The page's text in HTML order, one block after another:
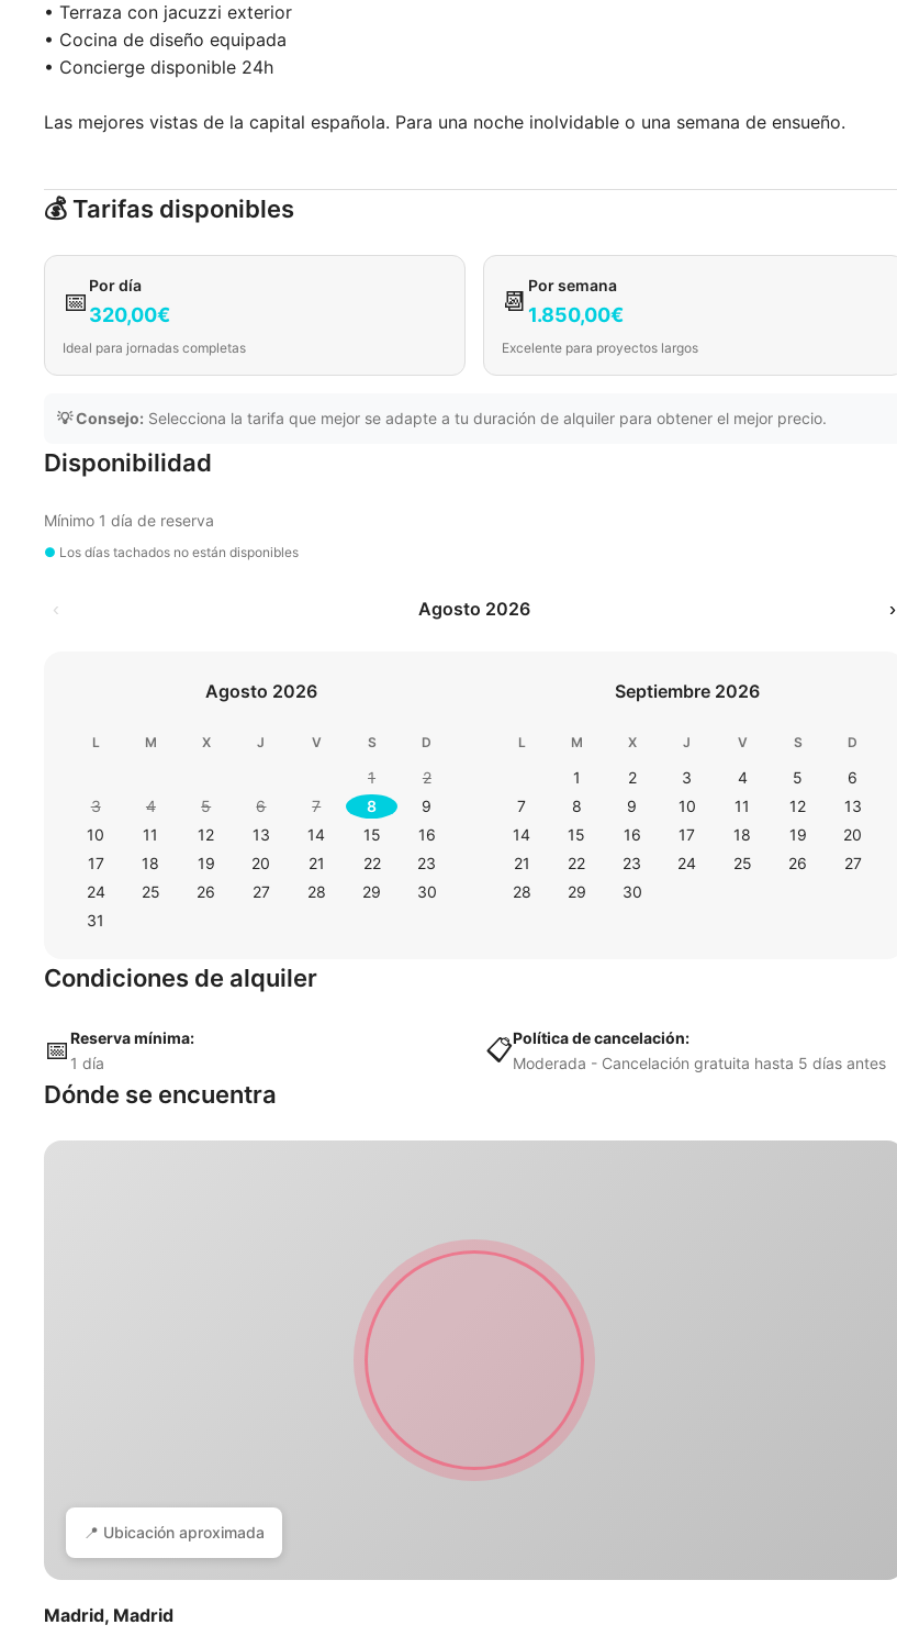
• Terraza con jacuzzi exterior
• Cocina de diseño equipada
• Concierge disponible 24h
Las mejores vistas de la capital española. Para una noche inolvidable o una semana de ensueño.
💰 Tarifas disponibles
📅
Por día
320,00€
Ideal para jornadas completas
📆
Por semana
1.850,00€
Excelente para proyectos largos
💡 Consejo: Selecciona la tarifa que mejor se adapte a tu duración de alquiler para obtener el mejor precio.
Disponibilidad
Mínimo 1 día de reserva
● Los días tachados no están disponibles
‹ Agosto 2026 ›
Agosto 2026
L M X J V S D
1
2
3
4 5 6 7 8
9
10
11 12 13 14 15
16
17
18 19 20 21 22
23
24
25 26 27 28 29
30
31
Septiembre 2026
L M X J V S D
1 2 3 4 5
6
7
8 9 10 11 12
13
14
15 16 17 18 19
20
21
22 23 24 25 26
27
28
29 30
Condiciones de alquiler
📅Reserva mínima:
1 día
📋Política de cancelación:
Moderada - Cancelación gratuita hasta 5 días antes
Dónde se encuentra
📍 Ubicación aproximada
Madrid, Madrid